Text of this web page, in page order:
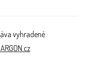
vyhradené